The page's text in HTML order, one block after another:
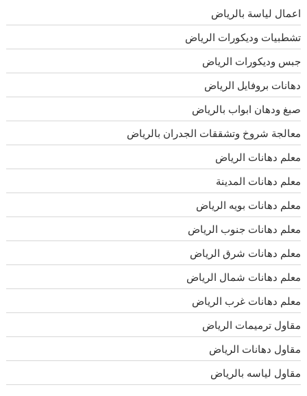
اعمال لياسة بالرياض
تشطبيات وديكورات الرياض
جبس وديكورات الرياض
دهانات بروفايل الرياض
صبغ ودهان ابواب بالرياض
معالجة شروخ وتشققات الجدران بالرياض
معلم دهانات الرياض
معلم دهانات المدينة
معلم دهانات بويه الرياض
معلم دهانات جنوب الرياض
معلم دهانات شرق الرياض
معلم دهانات شمال الرياض
معلم دهانات غرب الرياض
مقاول ترميمات الرياض
مقاول دهانات الرياض
مقاول لياسه بالرياض